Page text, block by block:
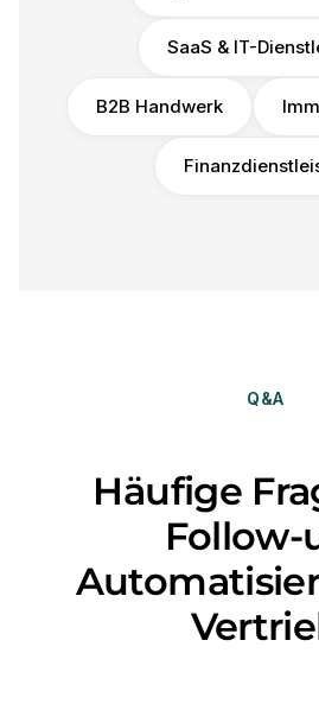
SaaS & IT-
B2B Handwerk
Q&A
Häufige
Follow-